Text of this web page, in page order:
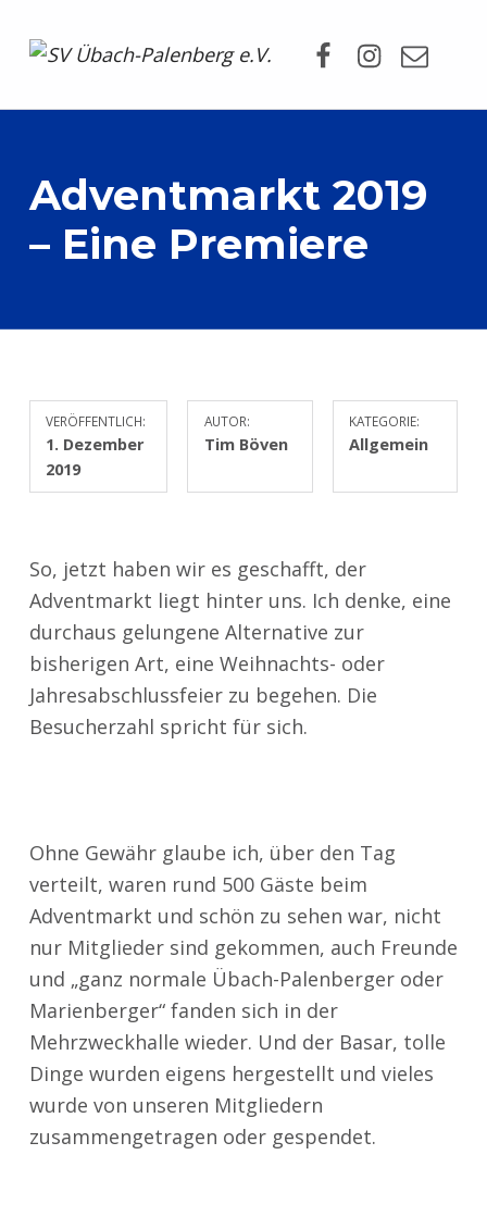
Adventmarkt 2019
– Eine Premiere
VERÖFFENTLICH:
1. Dezember
2019
AUTOR:
Tim Böven
KATEGORIE:
Allgemein
So, jetzt haben wir es geschafft, der
Adventmarkt liegt hinter uns. Ich denke, eine
durchaus gelungene Alternative zur
bisherigen Art, eine Weihnachts- oder
Jahresabschlussfeier zu begehen. Die
Besucherzahl spricht für sich.
Ohne Gewähr glaube ich, über den Tag
verteilt, waren rund 500 Gäste beim
Adventmarkt und schön zu sehen war, nicht
nur Mitglieder sind gekommen, auch Freunde
und „ganz normale Übach-Palenberger oder
Marienberger“ fanden sich in der
Mehrzweckhalle wieder. Und der Basar, tolle
Dinge wurden eigens hergestellt und vieles
wurde von unseren Mitgliedern
zusammengetragen oder gespendet.